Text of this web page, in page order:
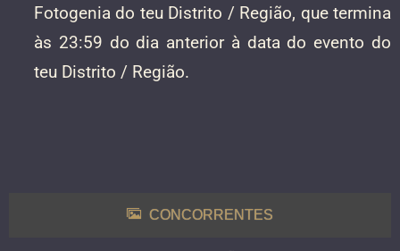
Fotogenia do teu Distrito / Região, que termina
às 23:59 do dia anterior à data do evento do
teu Distrito / Região.
CONCORRENTES